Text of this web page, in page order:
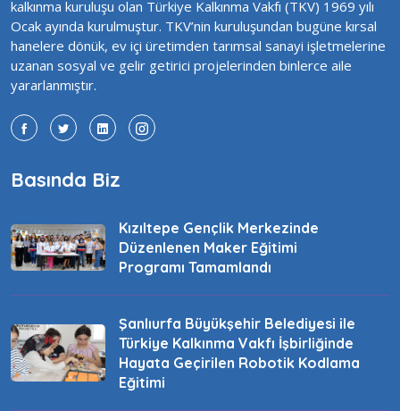
kalkınma kuruluşu olan Türkiye Kalkınma Vakfı (TKV) 1969 yılı
Ocak ayında kurulmuştur. TKV’nin kuruluşundan bugüne kırsal
hanelere dönük, ev içi üretimden tarımsal sanayi işletmelerine
uzanan sosyal ve gelir getirici projelerinden binlerce aile
yararlanmıştır.
Basında Biz
Kızıltepe Gençlik Merkezinde
Düzenlenen Maker Eğitimi
Programı Tamamlandı
Şanlıurfa Büyükşehir Belediyesi ile
Türkiye Kalkınma Vakfı İşbirliğinde
Hayata Geçirilen Robotik Kodlama
Eğitimi